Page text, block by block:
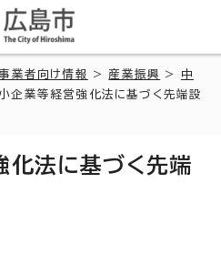
業者向け情報 > 産業振興 > 中
企業等経営強化法に基づく先端設
化法に基づく先端